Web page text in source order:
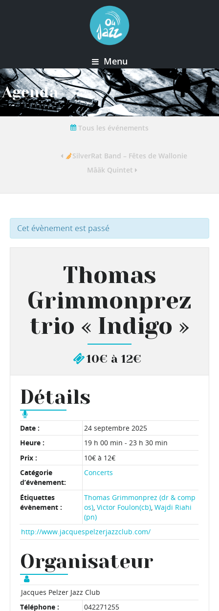
Menu
Agenda
Tous les événements
SilverRat Band – Fêtes de Wallonie
Mâäk Quintet
Cet évènement est passé
Thomas
Grimmonprez
trio « Indigo »
10€ à 12€
Détails
Date :
24 septembre 2025
Heure :
19 h 00 min - 23 h 30 min
Prix :
10€ à 12€
Catégorie
d’évènement:
Concerts
Étiquettes
évènement :
Thomas Grimmonprez (dr & comp
os) ,Victor Foulon(cb) ,Wajdi Riahi
(pn)
http://www.jacquespelzerjazzclub.com/
Organisateur
Jacques Pelzer Jazz Club
Téléphone :
042271255